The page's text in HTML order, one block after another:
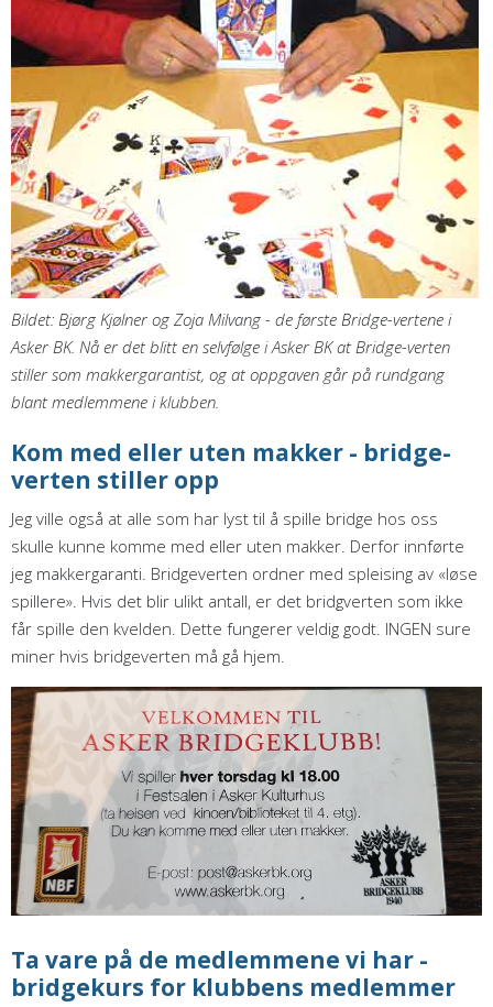
Bildet: Bjørg Kjølner og Zoja Milvang - de første Bridge-vertene i
Asker BK. Nå er det blitt en selvfølge i Asker BK at Bridge-verten
stiller som makkergarantist, og at oppgaven går på rundgang
blant medlemmene i klubben.
Kom med eller uten makker - bridge-
verten stiller opp
Jeg ville også at alle som har lyst til å spille bridge hos oss
skulle kunne komme med eller uten makker. Derfor innførte
jeg makkergaranti. Bridgeverten ordner med spleising av «løse
spillere». Hvis det blir ulikt antall, er det bridgverten som ikke
får spille den kvelden. Dette fungerer veldig godt. INGEN sure
miner hvis bridgeverten må gå hjem.
Ta vare på de medlemmene vi har -
bridgekurs for klubbens medlemmer